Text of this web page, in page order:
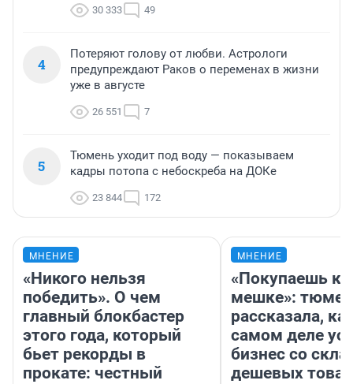
30 333 49
4
Потеряют голову от любви. Астрологи
предупреждают Раков о переменах в жизни
уже в августе
26 551 7
5
Тюмень уходит под воду — показываем
кадры потопа с небоскреба на ДОКе
23 844 172
МНЕНИЕ
«Никого нельзя
победить». О чем
главный блокбастер
этого года, который
бьет рекорды в
прокате: честный
МНЕНИЕ
«Покупаешь
мешке»:
рассказала,
самом деле
бизнес со
дешевых